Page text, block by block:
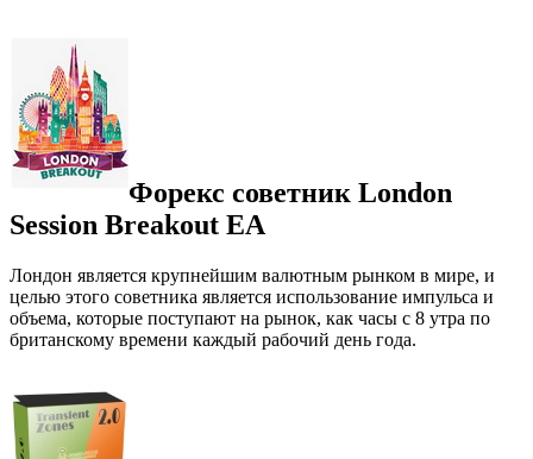
Форекс советник London
Session Breakout EA
Лондон является крупнейшим валютным рынком в мире, и
целью этого советника является использование импульса и
объема, которые поступают на рынок, как часы с 8 утра по
британскому времени каждый рабочий день года.